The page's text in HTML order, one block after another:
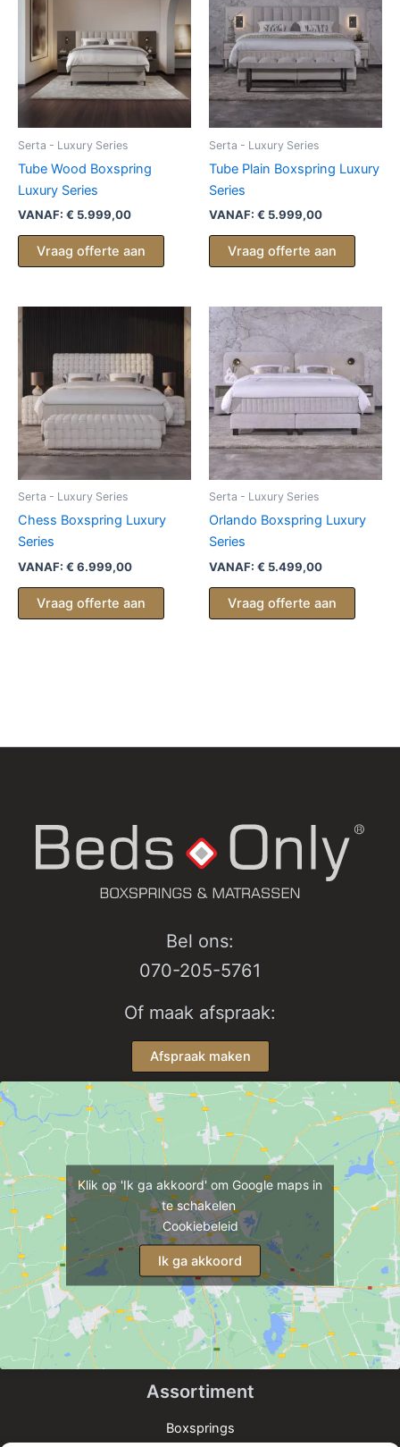
Serta - Luxury Series
Tube Wood Boxspring
Luxury Series
VANAF: € 5.999,00
Vraag offerte aan
Serta - Luxury Series
Tube Plain Boxspring Luxury
Series
VANAF: € 5.999,00
Vraag offerte aan
Serta - Luxury Series
Chess Boxspring Luxury
Series
VANAF: € 6.999,00
Vraag offerte aan
Serta - Luxury Series
Orlando Boxspring Luxury
Series
VANAF: € 5.499,00
Vraag offerte aan
Bel ons:
070-205-5761
Of maak afspraak:
Afspraak maken
Klik op 'Ik ga akkoord' om Google maps in
te schakelen
Cookiebeleid
Ik ga akkoord
Assortiment
Boxsprings